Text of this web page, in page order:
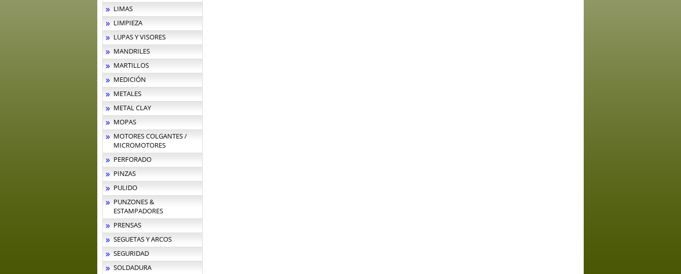
LIMAS
LIMPIEZA
LUPAS Y VISORES
MANDRILES
MARTILLOS
MEDICIÓN
METALES
METAL CLAY
MOPAS
MOTORES COLGANTES /
MICROMOTORES
PERFORADO
PINZAS
PULIDO
PUNZONES &
ESTAMPADORES
PRENSAS
SEGUETAS Y ARCOS
SEGURIDAD
SOLDADURA